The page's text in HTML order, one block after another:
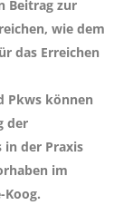
Beitrag zur
wie dem
das Erreichen
Pkws können
der
in der Praxis
im